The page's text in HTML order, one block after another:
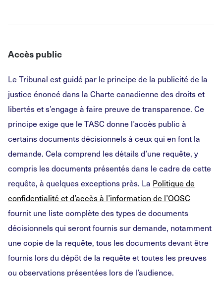
Accès public
Le Tribunal est guidé par le principe de la publicité de la
justice énoncé dans la Charte canadienne des droits et
libertés et s’engage à faire preuve de transparence. Ce
principe exige que le TASC donne l’accès public à
certains documents décisionnels à ceux qui en font la
demande. Cela comprend les détails d’une requête, y
compris les documents présentés dans le cadre de cette
requête, à quelques exceptions près. La Politique de
confidentialité et d’accès à l’information de l’OOSC
fournit une liste complète des types de documents
décisionnels qui seront fournis sur demande, notamment
une copie de la requête, tous les documents devant être
fournis lors du dépôt de la requête et toutes les preuves
ou observations présentées lors de l’audience.